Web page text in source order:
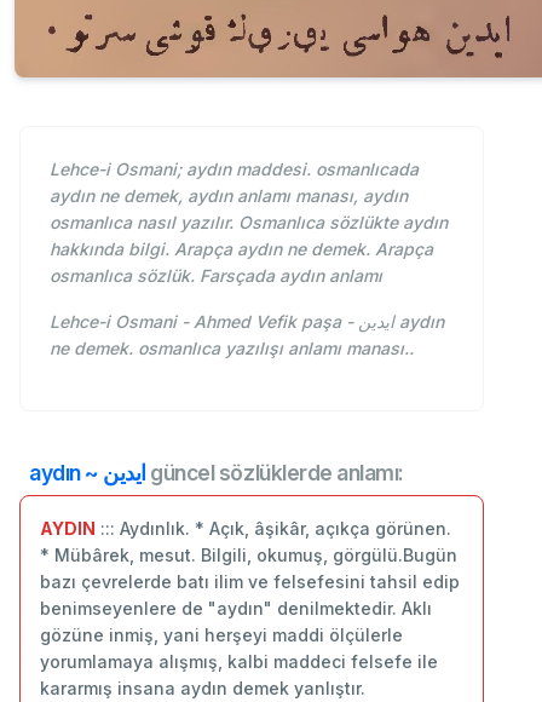
Lehce-i Osmani; aydın maddesi. osmanlıcada
aydın ne demek, aydın anlamı manası, aydın
osmanlıca nasıl yazılır. Osmanlıca sözlükte aydın
hakkında bilgi. Arapça aydın ne demek. Arapça
osmanlıca sözlük. Farsçada aydın anlamı
Lehce-i Osmani - Ahmed Vefik paşa - ايدين aydın
ne demek. osmanlıca yazılışı anlamı manası..
aydın ~ ايدين güncel sözlüklerde anlamı:
AYDIN ::: Aydınlık. * Açık, âşikâr, açıkça görünen.
* Mübârek, mesut. Bilgili, okumuş, görgülü.Bugün
bazı çevrelerde batı ilim ve felsefesini tahsil edip
benimseyenlere de "aydın" denilmektedir. Aklı
gözüne inmiş, yani herşeyi maddi ölçülerle
yorumlamaya alışmış, kalbi maddeci felsefe ile
kararmış insana aydın demek yanlıştır.